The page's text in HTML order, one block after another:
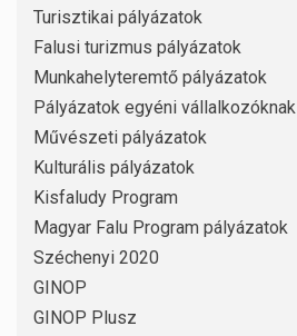
Turisztikai pályázatok
Falusi turizmus pályázatok
Munkahelyteremtő pályázatok
Pályázatok egyéni vállalkozóknak
Művészeti pályázatok
Kulturális pályázatok
Kisfaludy Program
Magyar Falu Program pályázatok
Széchenyi 2020
GINOP
GINOP Plusz